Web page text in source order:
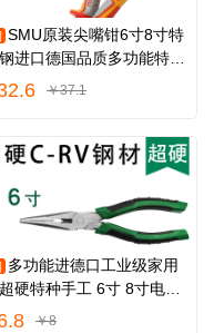
SMU原装尖嘴钳6寸8寸特
进口德国品质多功能特尖
五金工具
￥37.1
多功能进德口工业级家用
硬特种手工 6寸 8寸电工
嘴钳子包邮
￥8